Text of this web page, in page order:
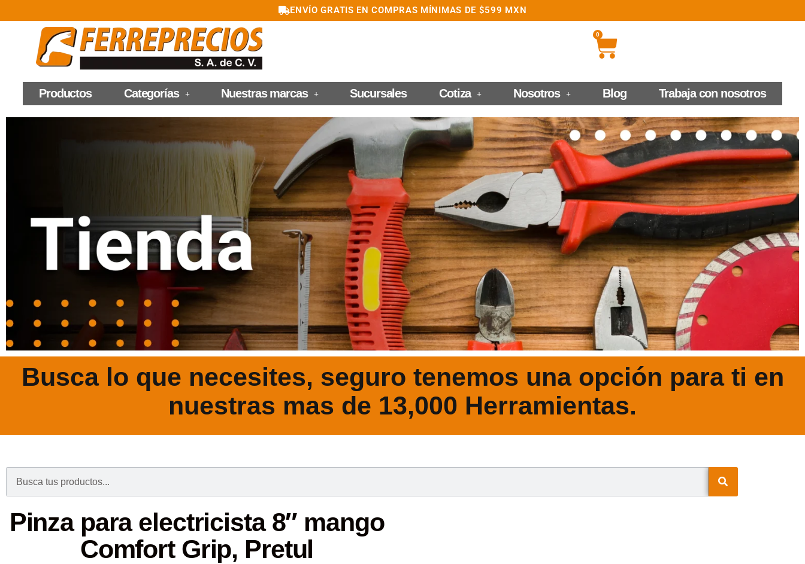
ENVÍO GRATIS EN COMPRAS MÍNIMAS DE $599 MXN
0
Productos Categorías Nuestras marcas Sucursales Cotiza Nosotros Blog Trabaja con nosotros
Busca lo que necesites, seguro tenemos una opción para ti en
nuestras mas de 13,000 Herramientas.
Pinza para electricista 8″ mango
Comfort Grip, Pretul